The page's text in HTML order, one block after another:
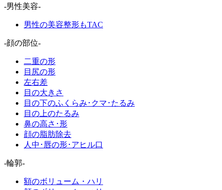
-男性美容-
男性の美容整形もTAC
-顔の部位-
二重の形
目尻の形
左右差
目の大きさ
目の下のふくらみ･クマ･たるみ
目の上のたるみ
鼻の高さ･形
顔の脂肪除去
人中･唇の形･アヒル口
-輪郭-
額のボリューム・ハリ